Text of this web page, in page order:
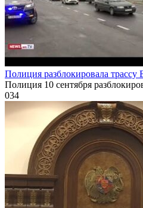
Полиция разблокировала
Полиция 10 сентября
034